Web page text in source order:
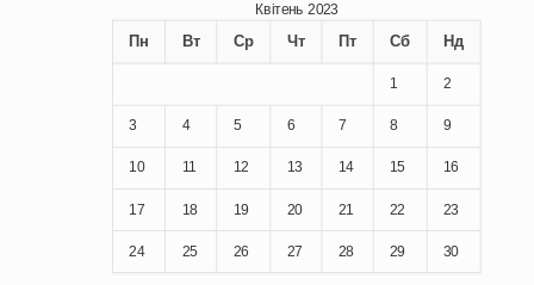
Квітень 2023
Пн Вт Ср Чт Пт Сб Нд
1 2
3 4 5 6 7 8 9
10 11 12 13 14 15 16
17 18 19 20 21 22 23
24 25 26 27 28 29 30